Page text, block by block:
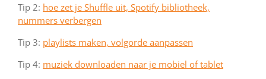
Tip 2: hoe zet je Shuffle uit, Spotify bibliotheek,
nummers verbergen
Tip 3: playlists maken, volgorde aanpassen
Tip 4: muziek downloaden naar je mobiel of tablet